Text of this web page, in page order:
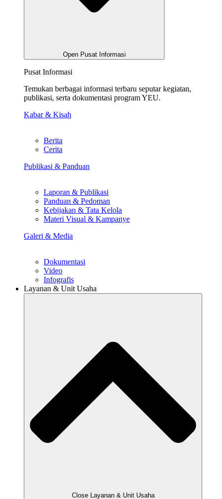
Open Pusat Informasi
Pusat Informasi
Temukan berbagai informasi terbaru seputar kegiatan,
publikasi, serta dokumentasi program YEU.
Kabar & Kisah
Berita
Cerita
Publikasi & Panduan
Laporan & Publikasi
Panduan & Pedoman
Kebijakan & Tata Kelola
Materi Visual & Kampanye
Galeri & Media
Dokumentasi
Video
Infografis
Layanan & Unit Usaha
Close Layanan & Unit Usaha